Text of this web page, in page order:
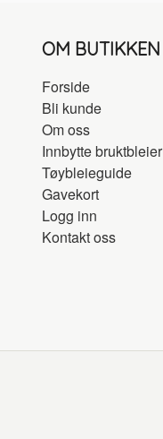
OM BUTIKKEN
Forside
Bli kunde
Om oss
Innbytte bruktbleier
Tøybleieguide
Gavekort
Logg inn
Kontakt oss